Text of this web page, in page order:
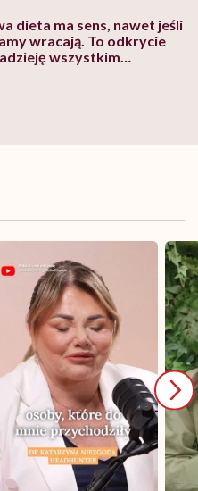
dieta ma sens, nawet jeśli
wracają. To odkrycie
wszystkim